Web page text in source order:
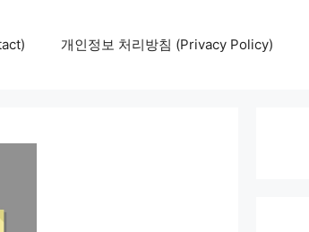
개인정보 처리방침 (Privacy Policy)